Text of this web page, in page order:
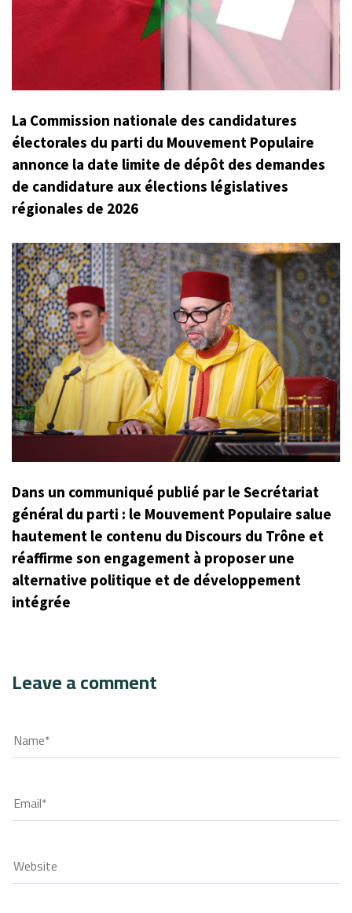
La Commission nationale des candidatures
électorales du parti du Mouvement Populaire
annonce la date limite de dépôt des demandes
de candidature aux élections législatives
régionales de 2026
Dans un communiqué publié par le Secrétariat
général du parti : le Mouvement Populaire salue
hautement le contenu du Discours du Trône et
réaffirme son engagement à proposer une
alternative politique et de développement
intégrée
Leave a comment